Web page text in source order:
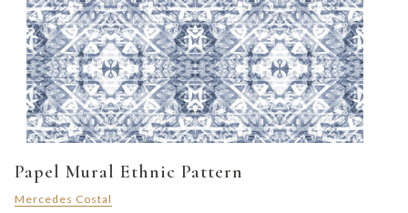
Papel Mural Ethnic Pattern
Mercedes Costal